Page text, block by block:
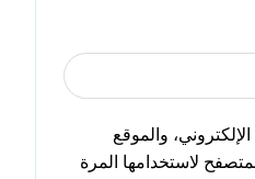
والموقع
لاستخدامها المرة